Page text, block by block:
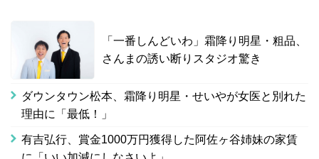
「一番しんどいわ」霜降り明星・粗品、
さんまの誘い断りスタジオ驚き
ダウンタウン松本、霜降り明星・せいやが女医と別れた
理由に「最低！」
有吉弘行、賞金1000万円獲得した阿佐ヶ谷姉妹の家賃